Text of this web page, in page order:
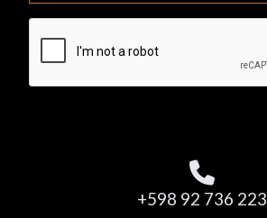
+598 92 736 223